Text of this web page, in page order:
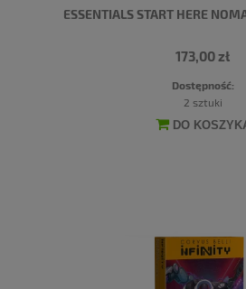
ESSENTIALS START HERE
173,00 zł
Dostępność:
2 sztuki
DO